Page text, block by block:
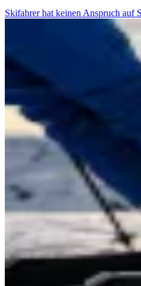
Skifahrer hat keinen Anspruch auf